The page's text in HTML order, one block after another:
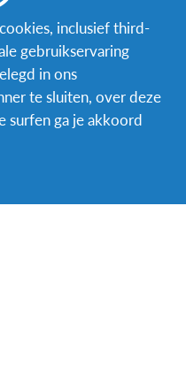
AFS
aanbod
AFS
inclusief third-
gebruikservaring
in ons
te sluiten, over deze
surfen ga je akkoord